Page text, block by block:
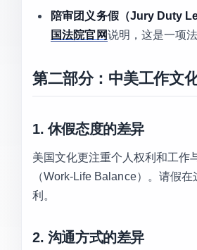
陪审团义务假（Jury Duty
国法院官网说明，这是一项法
第二部分：中美工作文
1. 休假态度的差异
美国文化更注重个人权利和工作
（Work-Life Balance）。请假
利。
2. 沟通方式的差异